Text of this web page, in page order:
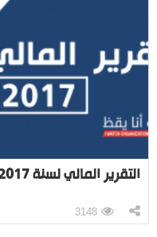
التقرير المالي لسنة 2017
3148